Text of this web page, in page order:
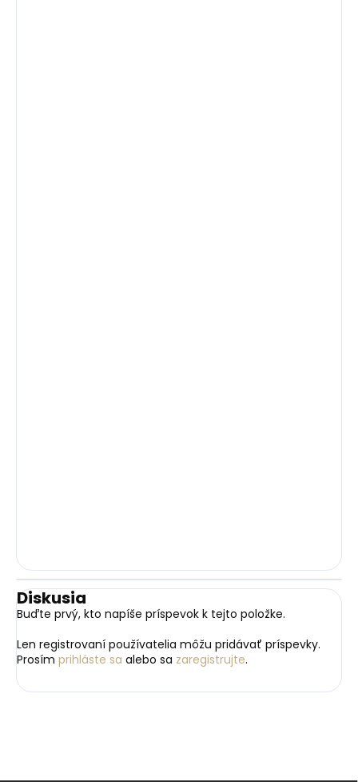
Diskusia
Buďte prvý, kto napíše príspevok k tejto položke.
Len registrovaní používatelia môžu pridávať príspevky.
Prosím prihláste sa alebo sa zaregistrujte.